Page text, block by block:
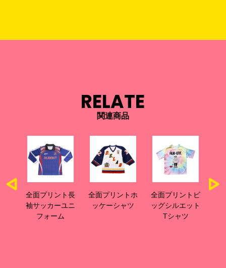
RELATE
関連商品
全面プリント長
袖サッカーユニ
フォーム
全面プリントホ
ッケーシャツ
全面プリントビ
ッグシルエット
Tシャツ